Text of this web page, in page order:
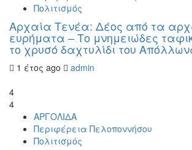
Πολιτισμός
Αρχαία Τενέα: Δέος από τα
ευρήματα – Το μνημειώδες
το χρυσό δαχτυλίδι του
1 έτος ago
admin
4
4
ΑΡΓΟΛΙΔΑ
Περιφέρεια Πελοποννήσου
Πολιτισμός